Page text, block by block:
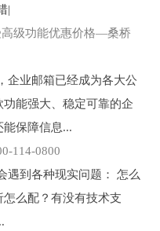
|
级功能优惠价格—桑桥
业邮箱已经成为各大公
能强大、稳定可靠的企
保障信息...
114-0800
到各种现实问题： 怎么
么配？有没有技术支